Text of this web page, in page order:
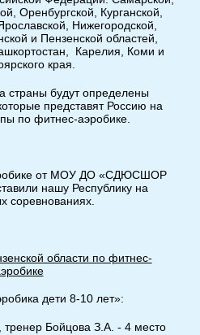
Оренбургской, Курганской,
Нижегородской,
и Пензенской областей,
Карелия, Коми и
края.
страны будут определены
представят Россию на
по фитнес-аэробике.
от МОУ ДО «СДЮСШОР
нашу Республику на
соревнованиях.
области по фитнес-
дети 8-10 лет»:
Бойцова З.А. - 4 место